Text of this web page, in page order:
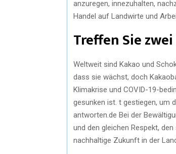
anzuregen, innezuhalten,
Handel auf Landwirte und
Treffen Sie
Weltweit sind Kakao und
dass sie wächst, doch
Klimakrise und COVID-19-
gesunken ist. t gestiegen, um
antworten.de Bei der
und den gleichen Respekt,
nachhaltige Zukunft in der